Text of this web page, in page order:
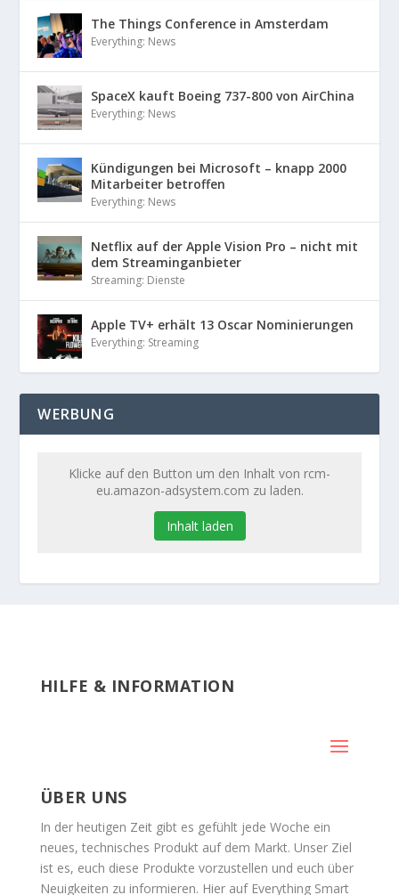
The Things Conference in Amsterdam
Everything: News
SpaceX kauft Boeing 737-800 von AirChina
Everything: News
Kündigungen bei Microsoft – knapp 2000
Mitarbeiter betroffen
Everything: News
Netflix auf der Apple Vision Pro – nicht mit
dem Streaminganbieter
Streaming: Dienste
Apple TV+ erhält 13 Oscar Nominierungen
Everything: Streaming
WERBUNG
Klicke auf den Button um den Inhalt von rcm-
eu.amazon-adsystem.com zu laden.
Inhalt laden
HILFE & INFORMATION
ÜBER UNS
In der heutigen Zeit gibt es gefühlt jede Woche ein
neues, technisches Produkt auf dem Markt. Unser Ziel
ist es, euch diese Produkte vorzustellen und euch über
Neuigkeiten zu informieren. Hier auf Everything Smart